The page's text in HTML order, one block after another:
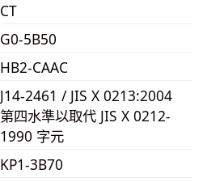
CT
G0-5B50
HB2-CAAC
J14-2461 / JIS X 0213:2004
第四水準以取代 JIS X 0212-
1990 字元
KP1-3B70